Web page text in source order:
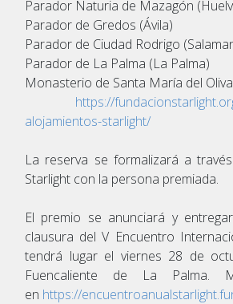
Parador Naturia de Mazagón
Parador de Gredos (Ávila)
Parador de Ciudad Rodrigo
Parador de La Palma (La Palma)
Monasterio de Santa María del
https://
alojamientos-starlight/
La reserva se formalizará a
Starlight con la persona premiada.
El premio se anunciará y
clausura del V Encuentro
tendrá lugar el viernes 28 de
Fuencaliente de La Palma.
en https://